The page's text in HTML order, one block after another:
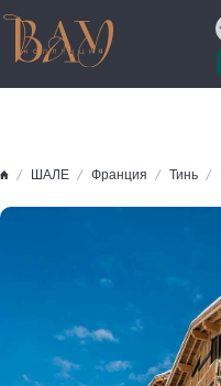
ШАЛЕ Франция Тинь